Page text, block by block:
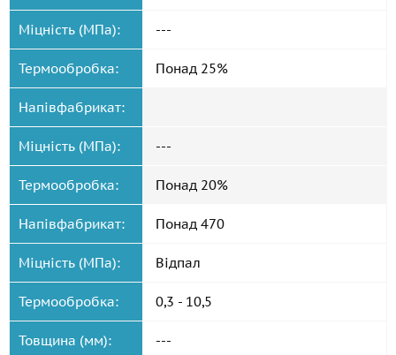
Міцність (МПа): ---
Термообробка: Понад 25%
Напівфабрикат:
Міцність (МПа): ---
Термообробка: Понад 20%
Напівфабрикат: Понад 470
Міцність (МПа): Відпал
Термообробка: 0,3 - 10,5
Товщина (мм): ---